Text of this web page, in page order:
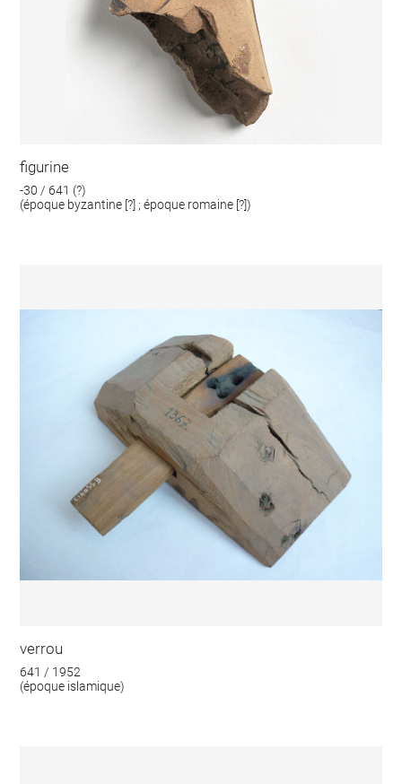
figurine
-30 / 641 (?)
(époque byzantine [?] ; époque romaine [?])
verrou
641 / 1952
(époque islamique)